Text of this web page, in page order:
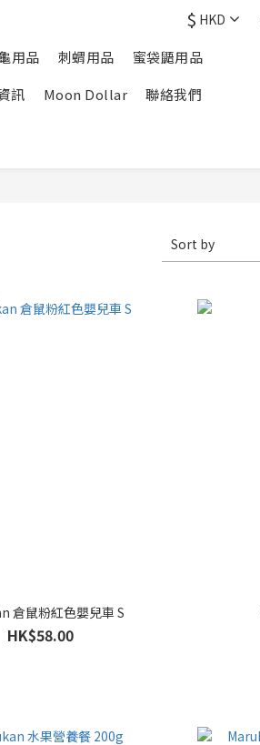
$ HKD
用品 刺蝟用品
蜜袋鼯用品
訊 Moon Dollar 聯絡我們
Sort by
倉鼠粉紅色嬰兒車 S
HK$58.00